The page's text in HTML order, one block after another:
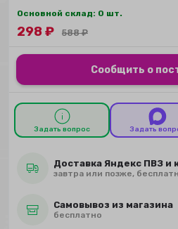
Основной склад: 0 шт.
298 ₽ 588₽
Сообщить о
Задать вопрос Задать
Доставка Яндекс ПВЗ и
завтра или позже,
Самовывоз из магазина
бесплатно